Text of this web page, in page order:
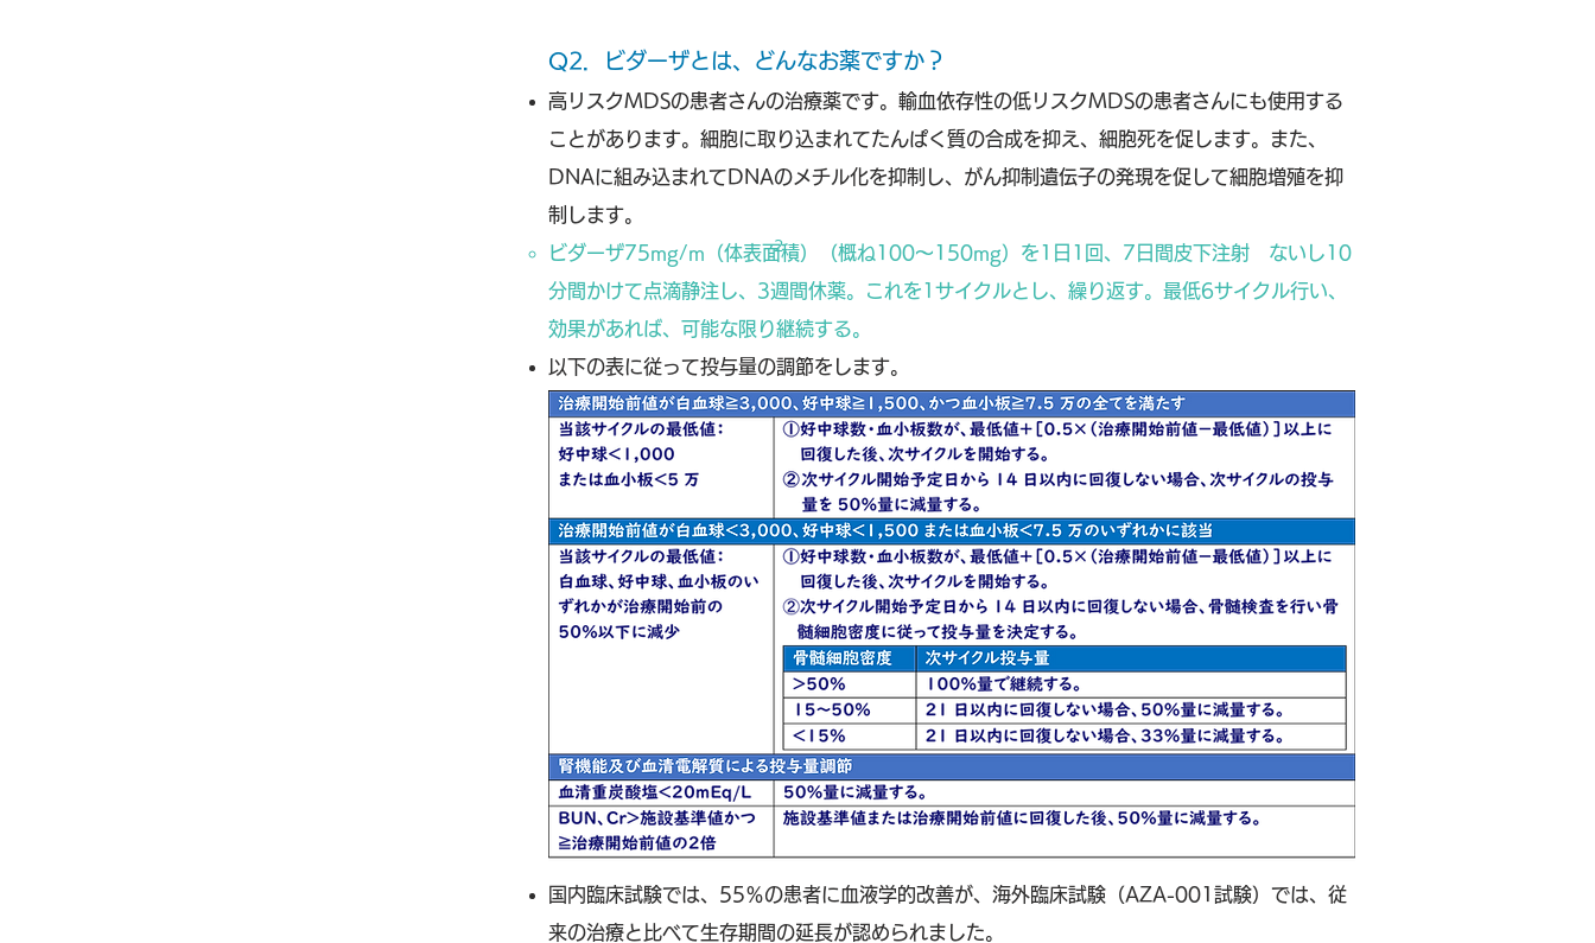
Q2． ビダーザとは、どんなお薬ですか ？
高リスクMDSの患者さんの治療薬です。輸血依存性の低リスクMDSの患者さんにも使用する
ことがあります。細胞に取り込まれてたんぱく質の合成を抑え、細胞死を促します。また、
DNAに組み込まれてDNAのメチル化を抑制し、がん抑制遺伝子の発現を促して細胞増殖を抑
制します。
ビダーザ75mg/m（体表面積）（概ね100～150mg）を1日1回、7日間皮下注射 ないし10
分間かけて点滴静注し、3週間休薬。これを1サイクルとし、繰り返す。最低6サイクル行い、
効果があれば、可能な限り継続する。
以下の表に従って投与量の調節をします。
2
国内臨床試験では、55％の患者に血液学的改善が、海外臨床試験（AZA-001試験）では、従
来の治療と比べて生存期間の延長が認められました。